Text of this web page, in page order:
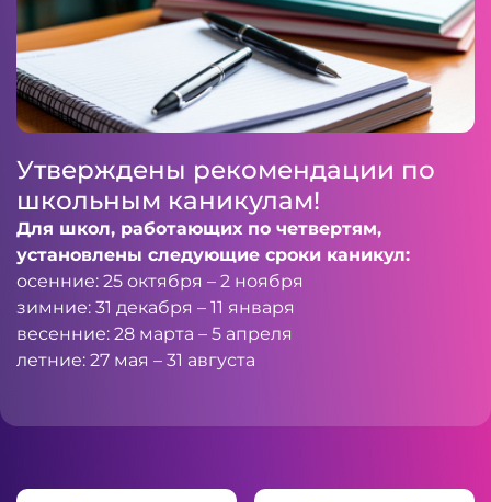
Утверждены рекомендации по
школьным каникулам!
Для школ, работающих по четвертям,
установлены следующие сроки каникул:
осенние: 25 октября – 2 ноября
зимние: 31 декабря – 11 января
весенние: 28 марта – 5 апреля
летние: 27 мая – 31 августа